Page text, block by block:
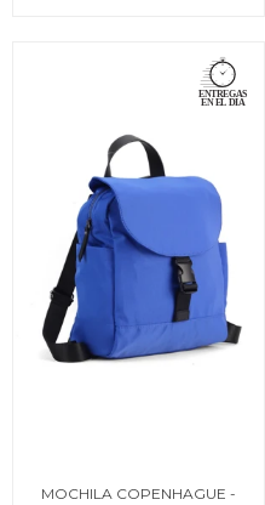
MOCHILA COPENHAGUE -